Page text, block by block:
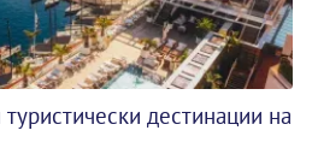
дестинации на